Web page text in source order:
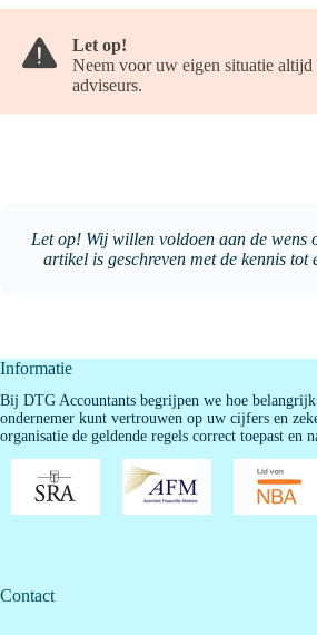
Let op!
Neem voor uw eigen situatie altijd
adviseurs.
Let op! Wij willen voldoen aan de wens
artikel is geschreven met de kennis tot
Informatie
Bij DTG Accountants begrijpen we hoe
ondernemer kunt vertrouwen op uw cijfers en
organisatie de geldende regels correct toepast en
Contact